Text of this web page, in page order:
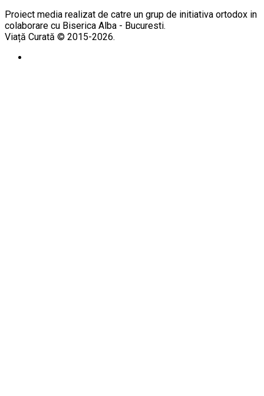
Proiect media realizat de catre un grup de initiativa ortodox in
colaborare cu Biserica Alba - Bucuresti.
Viață Curată © 2015-2026.